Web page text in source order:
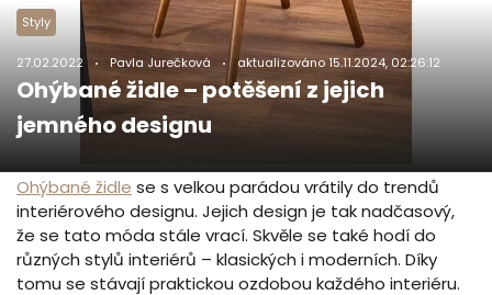
Styly
27.02.2022 Pavla Jurečková aktualizováno15.11.2024, 02:26:12
Ohýbané židle – potěšení z jejich
jemného designu
Ohýbané židle se s velkou parádou vrátily do trendů
interiérového designu. Jejich design je tak nadčasový,
že se tato móda stále vrací. Skvěle se také hodí do
různých stylů interiérů – klasických i moderních. Díky
tomu se stávají praktickou ozdobou každého interiéru.